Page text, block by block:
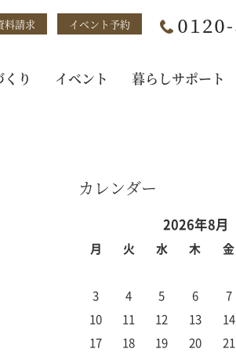
料請求 イベント予約
り イベント 暮らしサポート
カレンダー
2026年8月
月 火 水 木 金
3
4 5 6 7
10
11 12 13 14
17
18 19 20 21